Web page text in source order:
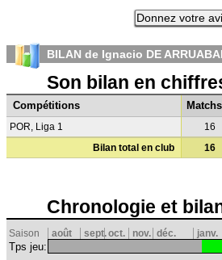
Donnez votre
BILAN de Ignacio DE
Son bilan en
Compétitions Matchs
POR, Liga 1 16
Bilan total en club
16
Chronologie et
Saison août sept.oct. nov. déc. janv.
Tps jeu: